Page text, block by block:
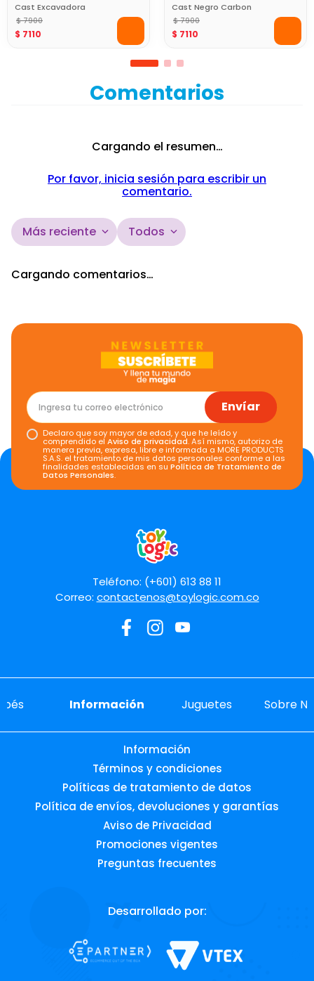
Cast Excavadora
Amarillo Fast Road
$ 7900
$ 7110
Cast Negro Carbon
Speed Fast Road
$ 7900
$ 7110
Comentarios
Cargando el resumen…
Por favor, inicia sesión para escribir un
comentario.
Más reciente Todos
Cargando comentarios…
Envíar
Declaro que soy mayor de edad, y que he leído y
comprendido elAviso de privacidad. Así mismo, autorizo de
manera previa, expresa, libre e informada a MORE PRODUCTS
S.A.S. el tratamiento de mis datos personales conforme a las
finalidades establecidas en suPolítica de Tratamiento de
Datos Personales.
Teléfono: (+601) 613 88 11
Correo: contactenos@toylogic.com.co
Información Juguetes Sobre
Información
Términos y condiciones
Políticas de tratamiento de datos
Política de envíos, devoluciones y garantías
Aviso de Privacidad
Promociones vigentes
Preguntas frecuentes
Desarrollado por: